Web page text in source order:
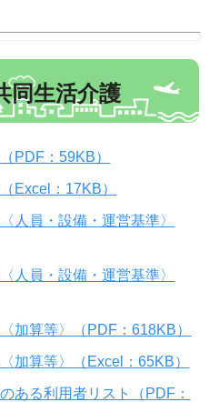
同生活介護
PDF：59KB）
Excel：17KB）
人員・設備・運営基準〉
人員・設備・運営基準〉
加算等〉（PDF：618KB）
加算等〉（Excel：65KB）
ある利用者リスト（PDF：